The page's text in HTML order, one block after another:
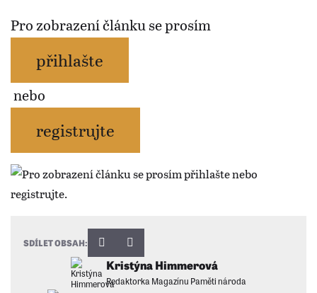
Pro zobrazení článku se prosím
přihlašte
nebo
registrujte
Kristýna Himmerová
Redaktorka Magazínu Paměti národa
SDÍLET OBSAH: